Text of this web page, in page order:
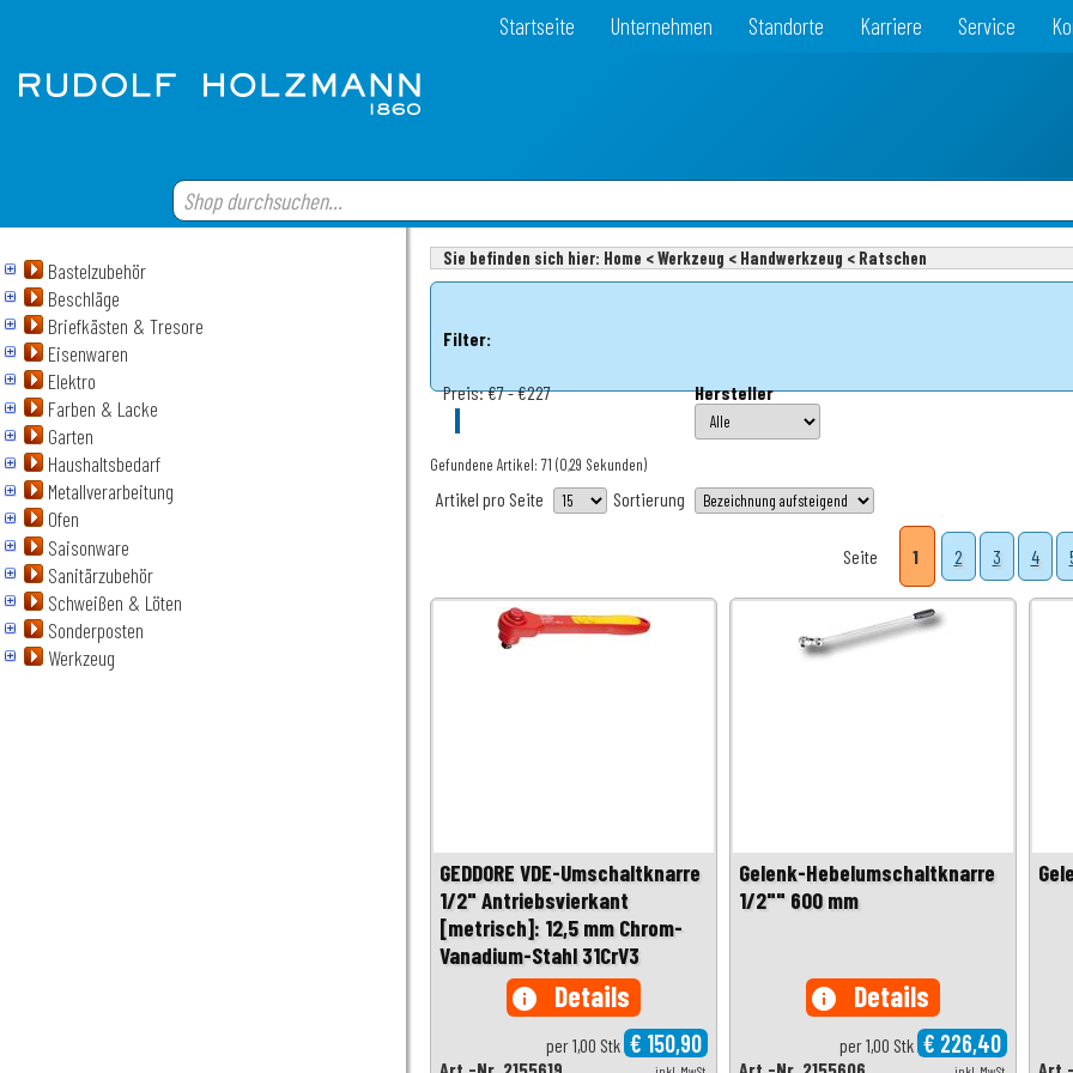
Startseite Unternehmen Standorte Karriere Service
Bastelzubehör
Beschläge
Briefkästen & Tresore
Eisenwaren
Elektro
Farben & Lacke
Garten
Haushaltsbedarf
Metallverarbeitung
Ofen
Saisonware
Sanitärzubehör
Schweißen & Löten
Sonderposten
Werkzeug
Sie befinden sich hier: Home < Werkzeug < Handwerkzeug < Ratschen
Filter:
Preis:€7 - €227 Hersteller
Gefundene Artikel: 71 (0,29 Sekunden)
Artikel pro Seite Sortierung
Seite 1 2 3 4
GEDDORE VDE-Umschaltknarre
1/2" Antriebsvierkant
[metrisch]: 12,5 mm Chrom-
Vanadium-Stahl 31CrV3
info Details
per 1,00 Stk € 150,90
Gelenk-Hebelumschaltknarre
1/2"" 600 mm
info Details
per 1,00 Stk € 226,40